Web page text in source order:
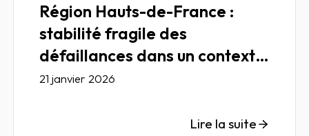
Région Hauts-de-France :
stabilité fragile des
défaillances dans un contexte
de consommation tendue
21 janvier 2026
Lire la suite